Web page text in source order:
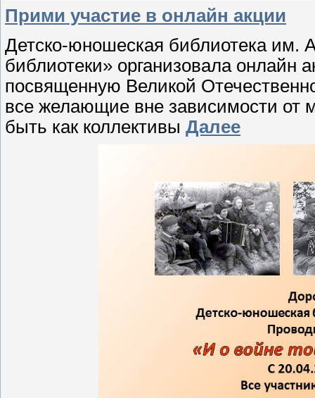
Прими участие в онлайн акции
Детско-юношеская библиотека
библиотеки» организовала онлайн
посвященную Великой
все желающие вне зависимости от
быть как коллективы Далее